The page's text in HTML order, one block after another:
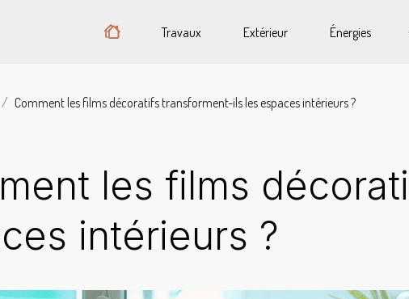
Travaux Extérieur Énergies
Comment les films décoratifs transforment-ils les espaces intérieurs ?
les films
intérieurs ?